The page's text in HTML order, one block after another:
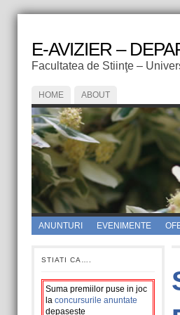
E-AVIZIER –
Facultatea de Stiinţe –
HOME ABOUT
ANUNTURI EVENIMENTE
STIATI CA….
Suma premiilor puse in joc
la concursurile anuntate
depaseste